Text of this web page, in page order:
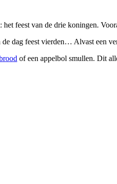
feest van de drie koningen.
dag feest vierden… Alvast een
of een appelbol smullen. Dit